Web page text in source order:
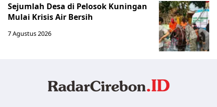
Sejumlah Desa di Pelosok Kuningan
Mulai Krisis Air Bersih
7 Agustus 2026